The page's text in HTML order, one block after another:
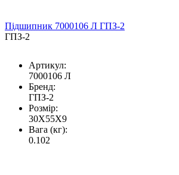
Підшипник 7000106 Л ГПЗ-2
ГПЗ-2
Артикул:
7000106 Л
Бренд:
ГПЗ-2
Розмір:
30X55X9
Вага (кг):
0.102